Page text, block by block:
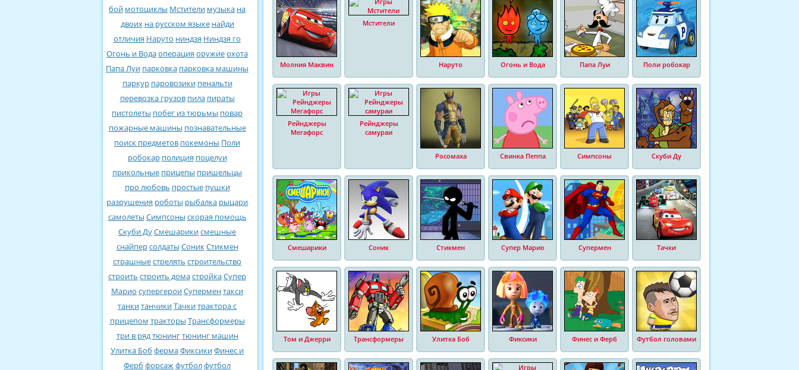
бой мотоциклы Мстители музыка на
двоих на русском языке найди
отличия Наруто ниндзя Ниндзя го
Огонь и Водаоперация оружиеохота
Папа Луи парковка парковка машины
паркур паровозики пенальти
перевозка грузов пила пираты
пистолеты побег из тюрьмы повар
пожарные машины познавательные
поиск предметов покемоны Поли
робокар полиция поцелуи
прикольные прицепы пришельцы
про любовь простые пушки
разрушения роботы рыбалка рыцари
самолеты Симпсоны скорая помощь
Скуби ДуСмешарикисмешные
снайперсолдаты СоникСтикмен
страшныестрелять строительство
строить строить домастройкаСупер
Марио супергероиСуперментакси
танкитанчикиТачкитрактора с
прицепом тракторы Трансформеры
три в рядтюнингтюнинг машин
Улитка Боб фермаФиксикиФинес и
Ферб форсажфутболфутбол
Молния Маквин
Мстители
Наруто Огонь и Вода Папа Луи Поли робокар
Рейнджеры
Мегафорс
Рейнджеры
самураи
Росомаха Свинка Пеппа Симпсоны Скуби Ду
Смешарики Соник Стикмен Супер Марио Супермен Тачки
Том и Джерри Трансформеры Улитка Боб Фиксики Финес и Ферб Футбол головами